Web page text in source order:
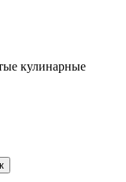
кулинарные